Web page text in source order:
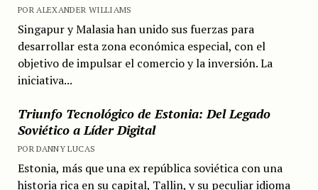
POR ALEXANDER WILLIAMS
Singapur y Malasia han unido sus fuerzas para
desarrollar esta zona económica especial, con el
objetivo de impulsar el comercio y la inversión. La
iniciativa...
Triunfo Tecnológico de Estonia: Del Legado
Soviético a Líder Digital
POR DANNY LUCAS
Estonia, más que una ex república soviética con una
historia rica en su capital, Tallin, y su peculiar idioma